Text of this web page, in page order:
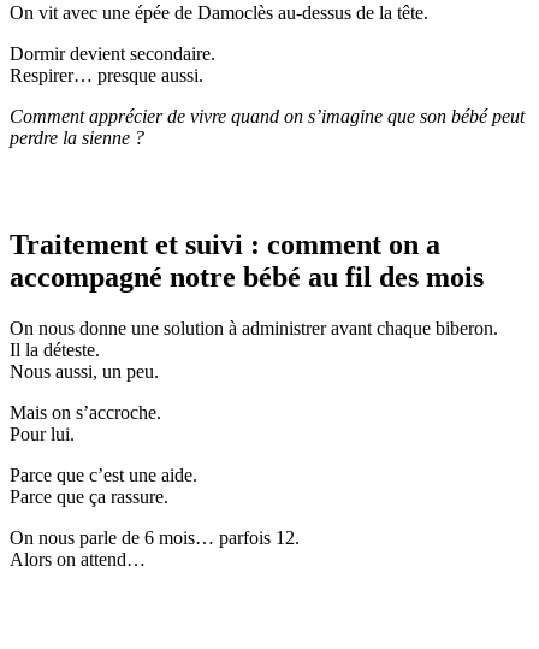
On vit avec une épée de Damoclès au-dessus de la tête.
Dormir devient secondaire.
Respirer… presque aussi.
Comment apprécier de vivre quand on s’imagine que son bébé peut
perdre la sienne ?
Traitement et suivi : comment on a
accompagné notre bébé au fil des mois
On nous donne une solution à administrer avant chaque biberon.
Il la déteste.
Nous aussi, un peu.
Mais on s’accroche.
Pour lui.
Parce que c’est une aide.
Parce que ça rassure.
On nous parle de 6 mois… parfois 12.
Alors on attend…